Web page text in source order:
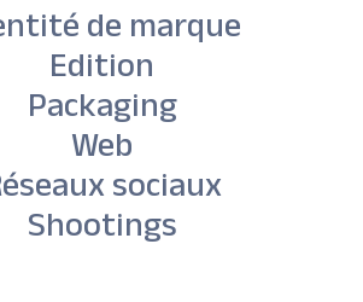
de marque
Edition
Packaging
Web
sociaux
Shootings